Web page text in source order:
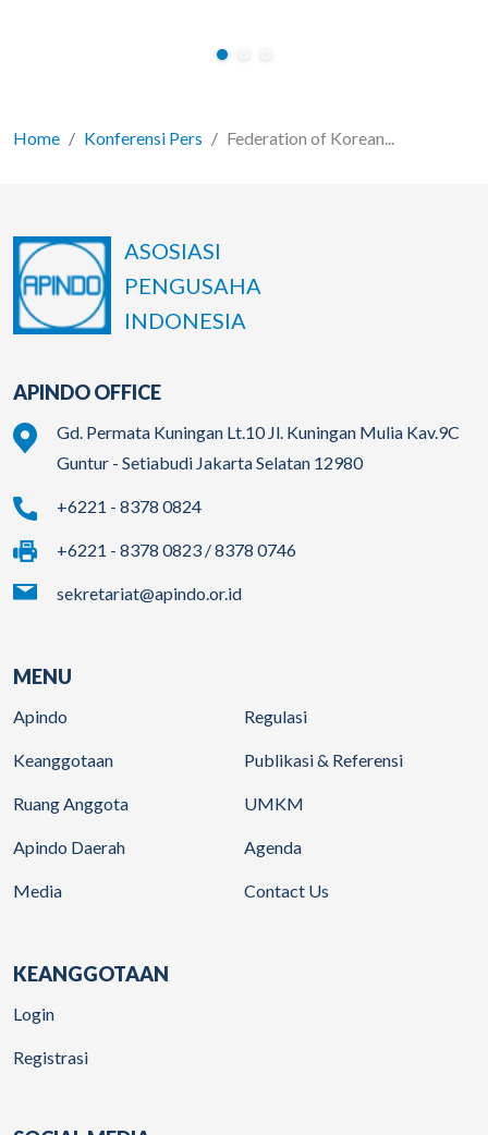
Home Konferensi Pers Federation of Korean...
ASOSIASI
PENGUSAHA
INDONESIA
APINDO OFFICE
Gd. Permata Kuningan Lt.10 Jl. Kuningan Mulia Kav.9C
Guntur - Setiabudi Jakarta Selatan 12980
+6221 - 8378 0824
+6221 - 8378 0823 / 8378 0746
sekretariat@apindo.or.id
MENU
Apindo
Keanggotaan
Ruang Anggota
Apindo Daerah
Media
Regulasi
Publikasi & Referensi
UMKM
Agenda
Contact Us
KEANGGOTAAN
Login
Registrasi